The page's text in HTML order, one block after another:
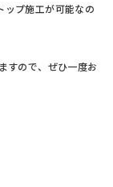
ップ施工が可能なの
すので、ぜひ一度お